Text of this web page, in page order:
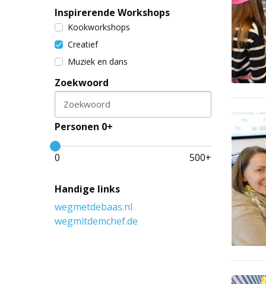
Inspirerende Workshops
Kookworkshops
Creatief
Muziek en dans
Zoekwoord
Zoekwoord
Personen 0+
0 500+
Handige links
wegmetdebaas.nl
wegmitdemchef.de